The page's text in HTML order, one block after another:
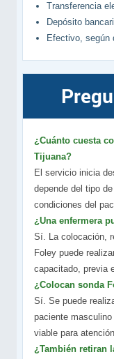
Transferencia
Depósito
Efectivo, según
¿Cuánto cuesta
Tijuana?
El servicio inicia
depende del tipo
condiciones del
¿Una enfermera
Sí. La colocación,
Foley puede
capacitado, previa
¿Colocan sonda
Sí. Se puede
paciente
viable para
¿También retiran